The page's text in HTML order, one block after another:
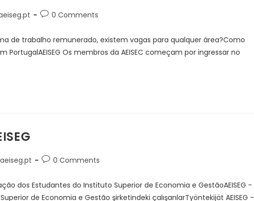
0 Comments
de trabalho remunerado, existem vagas para qualquer área?Como
Os membros da AEISEC começam por ingressar no
aeiseg.pt 0 Comments
dos Estudantes do Instituto Superior de Economia e GestãoAEISEG -
de Economia e Gestão şirketindeki çalışanlarTyöntekijät AEISEG -